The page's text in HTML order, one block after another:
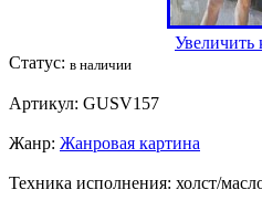
Увеличить
Статус: в наличии
Артикул: GUSV157
Жанр: Жанровая картина
Техника исполнения: холст/